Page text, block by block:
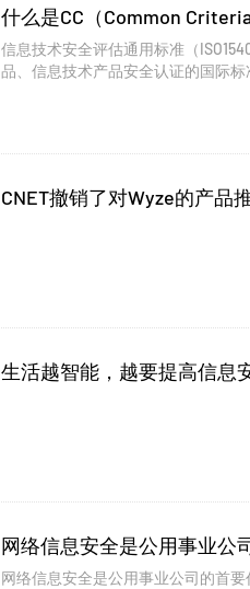
什么是CC（Common
信息技术安全评估通用标准（
品、信息技术产品安全认证的国际
CNET撤销了对Wyze的产品
生活越智能，越要提高信息
网络信息安全是公用事业公
网络信息安全是公用事业公司的首